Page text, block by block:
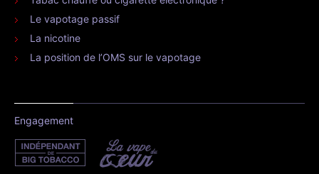
Le vapotage passif
La nicotine
La position de l’OMS sur le vapotage
Engagement